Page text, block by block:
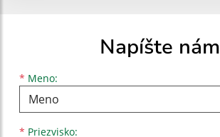
Napíšte nám
* Meno:
Meno
* Priezvisko:
Priezvisko
E-mailová adresa